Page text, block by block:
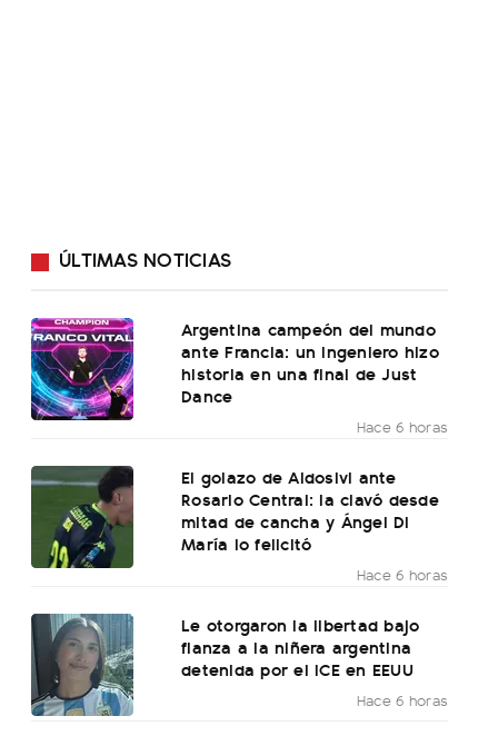
ÚLTIMAS NOTICIAS
Argentina campeón del mundo
ante Francia: un ingeniero hizo
historia en una final de Just
Dance
Hace 6 horas
El golazo de Aldosivi ante
Rosario Central: la clavó desde
mitad de cancha y Ángel Di
María lo felicitó
Hace 6 horas
Le otorgaron la libertad bajo
fianza a la niñera argentina
detenida por el ICE en EEUU
Hace 6 horas